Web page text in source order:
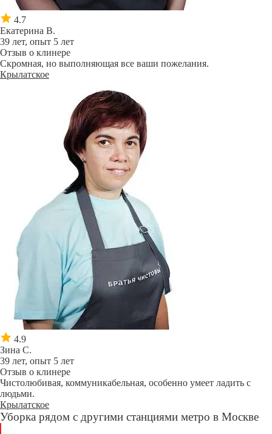
4.7
Екатерина В.
39 лет, опыт 5 лет
Отзыв о клинере
Скромная, но выполняющая все ваши пожелания.
Крылатское
4.9
Зина С.
39 лет, опыт 5 лет
Отзыв о клинере
Чистолюбивая, коммуникабельная, особенно умеет ладить с
людьми.
Крылатское
Уборка рядом с другими станциями метро в Москве